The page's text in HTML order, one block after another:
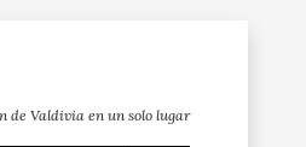
de Valdivia en un solo lugar